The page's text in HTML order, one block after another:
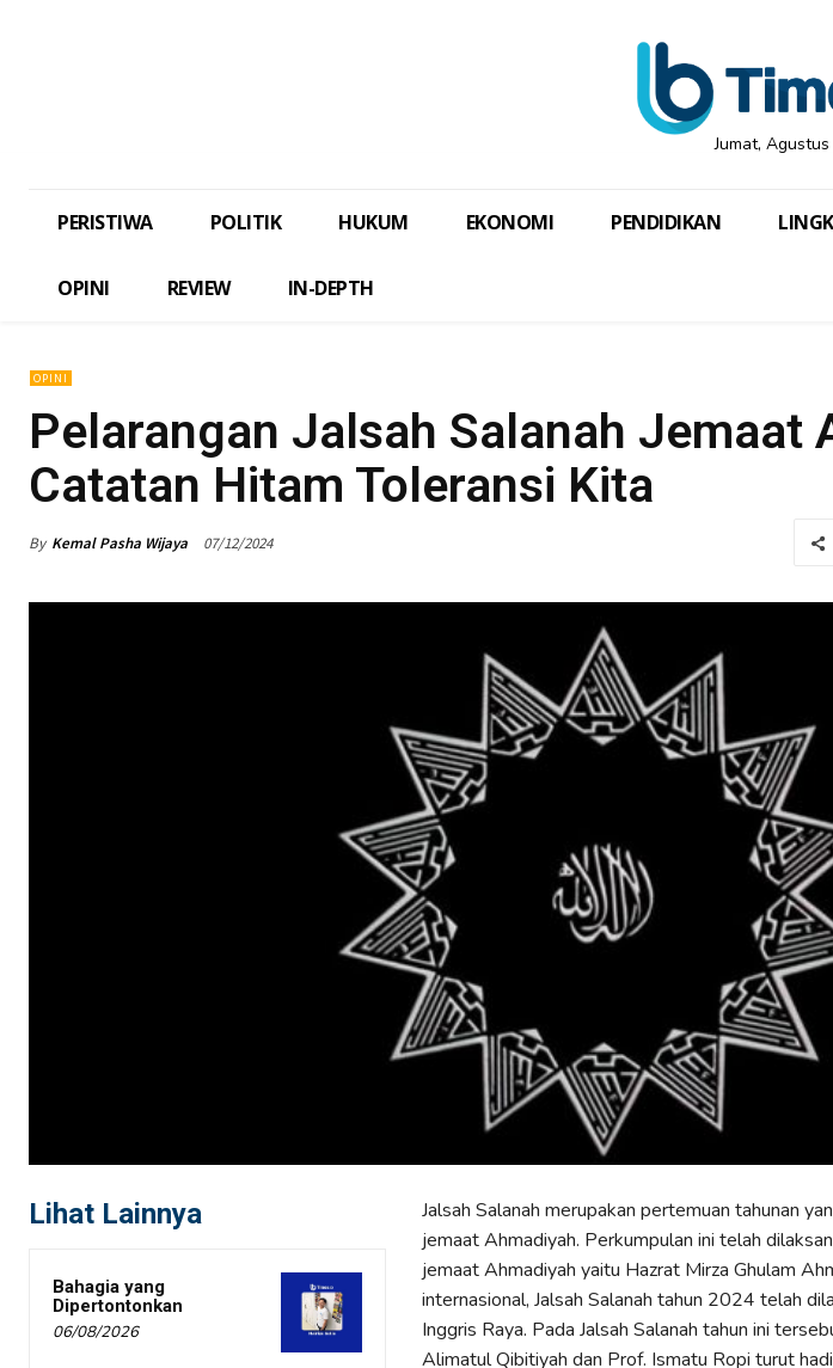
Jumat,
PERISTIWA POLITIK HUKUM EKONOMI PENDIDIKAN
OPINI REVIEW IN-DEPTH
OPINI
Pelarangan Jalsah Salanah Jemaat
Catatan Hitam Toleransi Kita
By Kemal Pasha Wijaya 07/12/2024
Lihat Lainnya
Bahagia yang
Dipertontonkan
06/08/2026
Jalsah Salanah merupakan pertemuan tahunan
jemaat Ahmadiyah. Perkumpulan ini telah
jemaat Ahmadiyah yaitu Hazrat Mirza Ghulam
internasional, Jalsah Salanah tahun 2024 telah
Inggris Raya. Pada Jalsah Salanah tahun ini
Alimatul Qibitiyah dan Prof. Ismatu Ropi turut